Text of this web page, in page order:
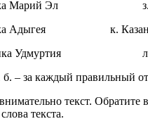
Марий Эл з.
Адыгея к.
Удмуртия л.
б. – за каждый правильный
текст. Обратите
текста.